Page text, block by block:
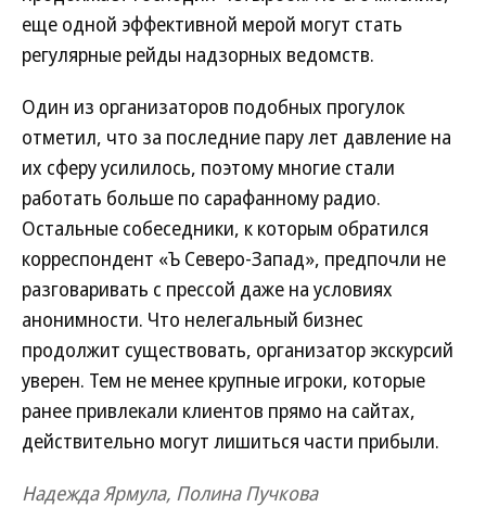
еще одной эффективной мерой могут стать
регулярные рейды надзорных ведомств.
Один из организаторов подобных прогулок
отметил, что за последние пару лет давление на
их сферу усилилось, поэтому многие стали
работать больше по сарафанному радио.
Остальные собеседники, к которым обратился
корреспондент «Ъ Северо-Запад», предпочли не
разговаривать с прессой даже на условиях
анонимности. Что нелегальный бизнес
продолжит существовать, организатор экскурсий
уверен. Тем не менее крупные игроки, которые
ранее привлекали клиентов прямо на сайтах,
действительно могут лишиться части прибыли.
Надежда Ярмула, Полина Пучкова